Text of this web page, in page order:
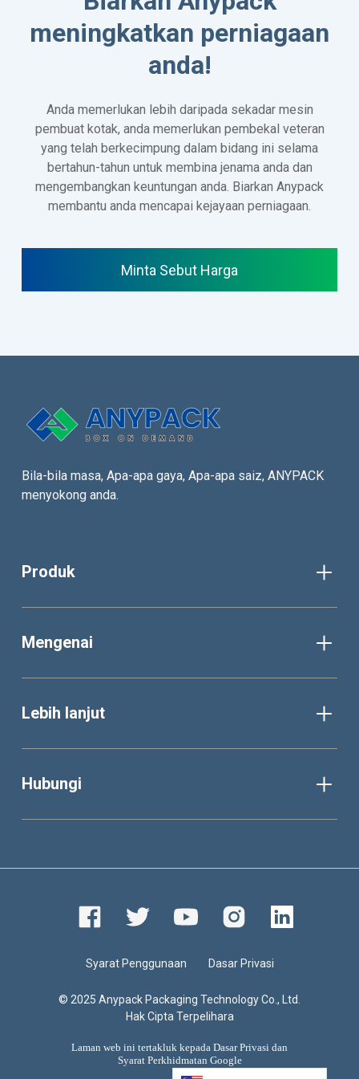
meningkatkan perniagaan
anda!
Anda memerlukan lebih daripada sekadar mesin
pembuat kotak, anda memerlukan pembekal veteran
yang telah berkecimpung dalam bidang ini selama
bertahun-tahun untuk membina jenama anda dan
mengembangkan keuntungan anda. Biarkan Anypack
membantu anda mencapai kejayaan perniagaan.
Minta Sebut Harga
Bila-bila masa, Apa-apa gaya, Apa-apa saiz, ANYPACK
menyokong anda.
Produk
Mengenai
Lebih lanjut
Hubungi
Syarat Penggunaan Dasar Privasi
© 2025 Anypack Packaging Technology Co., Ltd.
Hak Cipta Terpelihara
Laman web ini tertakluk kepada Dasar Privasi dan
Syarat Perkhidmatan Google